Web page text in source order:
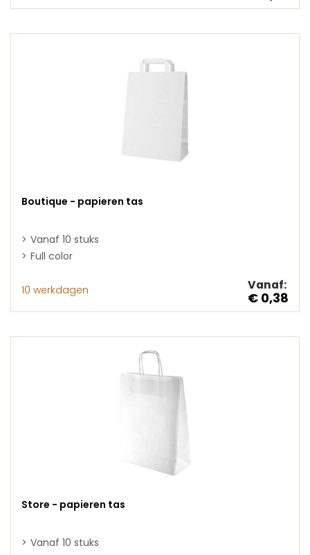
Boutique - papieren tas
Vanaf 10 stuks
Full color
10 werkdagen Vanaf:
€ 0,38
Store - papieren tas
Vanaf 10 stuks